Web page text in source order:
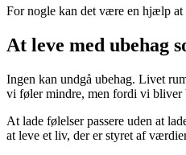
For nogle kan det være en hjælp at
At leve med ubehag
Ingen kan undgå ubehag. Livet
vi føler mindre, men fordi vi bliver
At lade følelser passere uden at
at leve et liv, der er styret af